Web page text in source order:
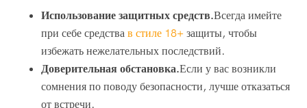
Использование защитных средств.Всегда имейте
при себе средствав стиле 18+защиты, чтобы
избежать нежелательных последствий.
Доверительная обстановка.Если у вас возникли
сомнения по поводу безопасности, лучше отказаться
от встречи.